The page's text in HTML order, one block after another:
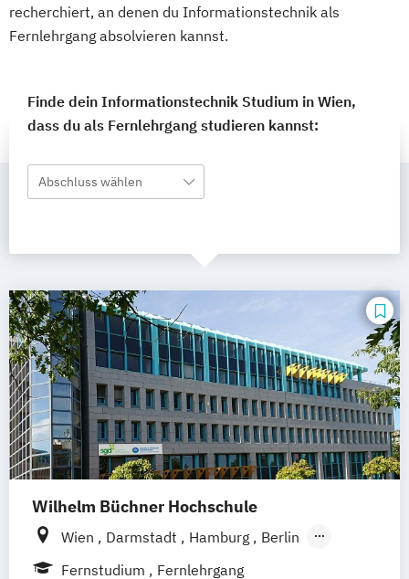
recherchiert, an denen du Informationstechnik als
Fernlehrgang absolvieren kannst.
Finde dein Informationstechnik Studium in Wien,
dass du als Fernlehrgang studieren kannst:
Abschluss wählen
Wilhelm Büchner Hochschule
Wien Darmstadt Hamburg
Berlin
Hannover
Bonn Nürnberg
Fernstudium
Fernlehrgang